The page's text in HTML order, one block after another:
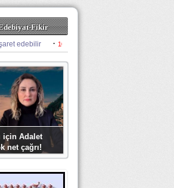
Fikir
için Adalet
net çağrı!